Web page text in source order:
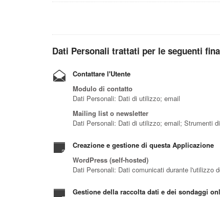
Dati Personali trattati per le seguenti
Contattare l'Utente
Modulo di contatto
Dati Personali: Dati di utilizzo; email
Mailing list o newsletter
Dati Personali: Dati di utilizzo; email; Strumenti
Creazione e gestione di questa Applicazione
WordPress (self-hosted)
Dati Personali: Dati comunicati durante l'utilizzo
Gestione della raccolta dati e dei sondaggi